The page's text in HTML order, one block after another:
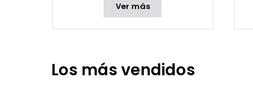
Ver más
Los más vendidos